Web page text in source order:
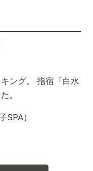
ング。 指宿『白水
。
SPA）